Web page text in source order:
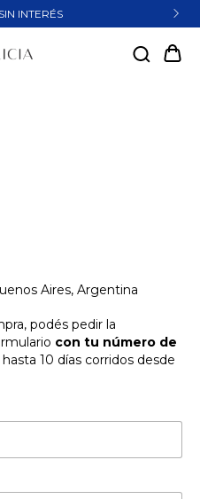
INTERÉS
Aires, Argentina
podés pedir la
con tu número de
10 días corridos desde